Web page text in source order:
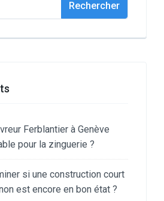
Ferblantier à Genève
pour la zinguerie ?
si une construction court
est encore en bon état ?